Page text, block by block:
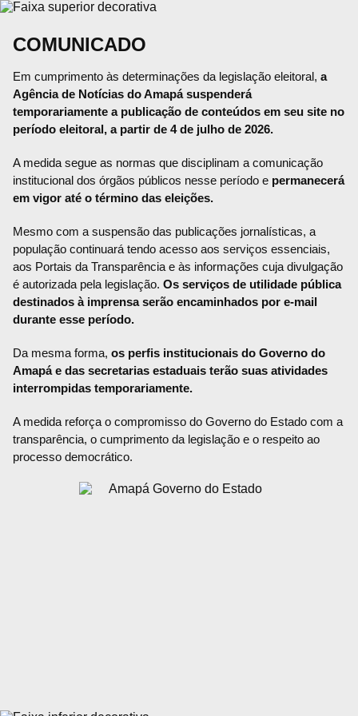
COMUNICADO
Em cumprimento às determinações da legislação eleitoral, a
Agência de Notícias do Amapá suspenderá
temporariamente a publicação de conteúdos em seu site no
período eleitoral, a partir de 4 de julho de 2026.
A medida segue as normas que disciplinam a comunicação
institucional dos órgãos públicos nesse período e permanecerá
em vigor até o término das eleições.
Mesmo com a suspensão das publicações jornalísticas, a
população continuará tendo acesso aos serviços essenciais,
aos Portais da Transparência e às informações cuja divulgação
é autorizada pela legislação. Os serviços de utilidade pública
destinados à imprensa serão encaminhados por e-mail
durante esse período.
Da mesma forma, os perfis institucionais do Governo do
Amapá e das secretarias estaduais terão suas atividades
interrompidas temporariamente.
A medida reforça o compromisso do Governo do Estado com a
transparência, o cumprimento da legislação e o respeito ao
processo democrático.